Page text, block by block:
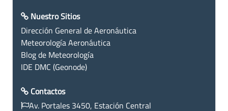
Nuestro Sitios
Dirección General de Aeronáutica
Meteorología Aeronáutica
Blog de Meteorología
IDE DMC (Geonode)
Contactos
Av. Portales 3450, Estación Central